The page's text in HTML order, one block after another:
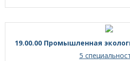
19.00.00 Промышленная
5